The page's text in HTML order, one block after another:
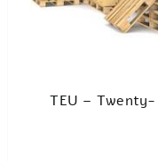
נפח של מכולה נמדד ביחידות ששמן TEU – Twenty-